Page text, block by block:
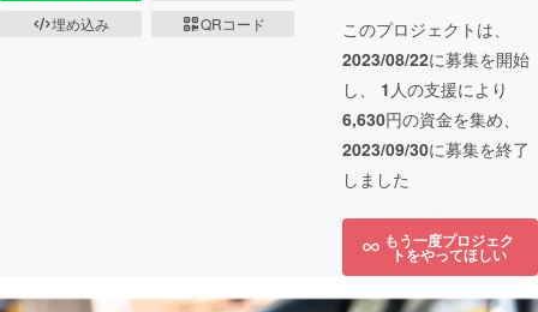
埋め込み
QRコード
このプロジェクトは、
2023/08/22に募集を開始
し、 1 人の支援により
6,630円の資金を集め、
2023/09/30に募集を終了
しました
もう一度プロジェク
トをやってほしい